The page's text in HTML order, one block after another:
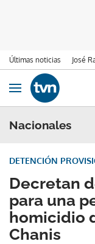
Últimas noticias José
Ir al contenido
Obrir navegació
Nacionales
Decretan
para una
homicidio
Chanis
DETENCIÓN